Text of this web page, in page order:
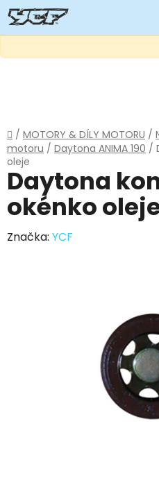
Domů
/ MOTORY & DÍLY MOTORU /
motoru / Daytona ANIMA 190 /
oleje
Daytona
okénko
Značka: YCF